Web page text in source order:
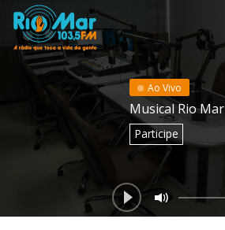
Ao Vivo
Musical Rio Mar
Participe